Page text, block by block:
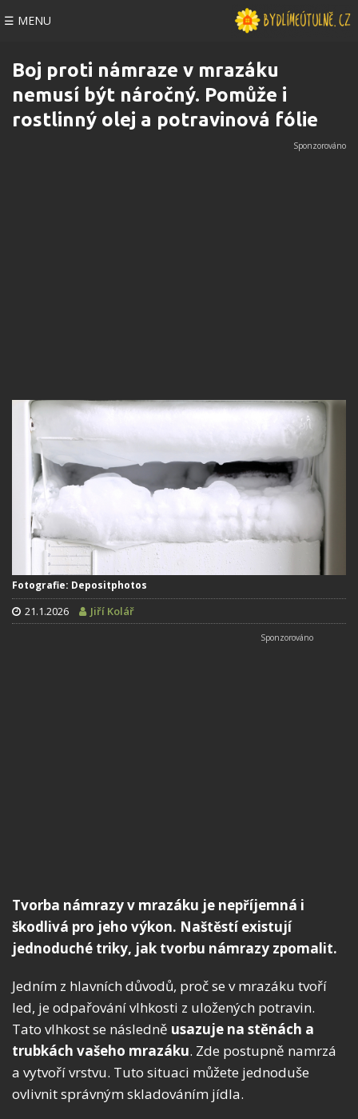
☰ MENU
Boj proti námraze v mrazáku
nemusí být náročný. Pomůže i
rostlinný olej a potravinová fólie
Fotografie: Depositphotos
21.1.2026 Jiří Kolář
Tvorba námrazy v mrazáku je nepříjemná i
škodlivá pro jeho výkon. Naštěstí existují
jednoduché triky, jak tvorbu námrazy zpomalit.
Jedním z hlavních důvodů, proč se v mrazáku tvoří
led, je odpařování vlhkosti z uložených potravin.
Tato vlhkost se následně usazuje na stěnách a
trubkách vašeho mrazáku. Zde postupně namrzá
a vytvoří vrstvu. Tuto situaci můžete jednoduše
ovlivnit správným skladováním jídla.